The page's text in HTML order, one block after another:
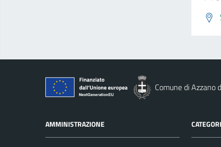
Comune di Azzano
AMMINISTRAZIONE